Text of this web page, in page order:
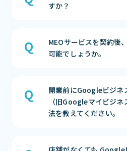
すか？
２）ご決済の確認が取
ェックツールのログイ
Googleマイビジネス）
サポートから連絡をさ
４）承認の確認が取れ次
MEOサービスを契約後
可能でしょうか。
MEO対策は、Google
KWが上位化される仕組
途中でKWの変更をして
開業前にGoogleビジネ
（旧Googleマイビジ
法を教えてください。